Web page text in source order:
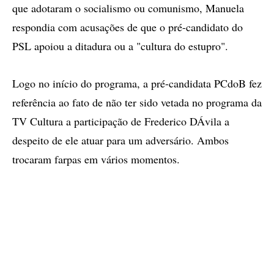
que adotaram o socialismo ou comunismo, Manuela
respondia com acusações de que o pré-candidato do
PSL apoiou a ditadura ou a "cultura do estupro".
Logo no início do programa, a pré-candidata PCdoB fez
referência ao fato de não ter sido vetada no programa da
TV Cultura a participação de Frederico DÁvila a
despeito de ele atuar para um adversário. Ambos
trocaram farpas em vários momentos.